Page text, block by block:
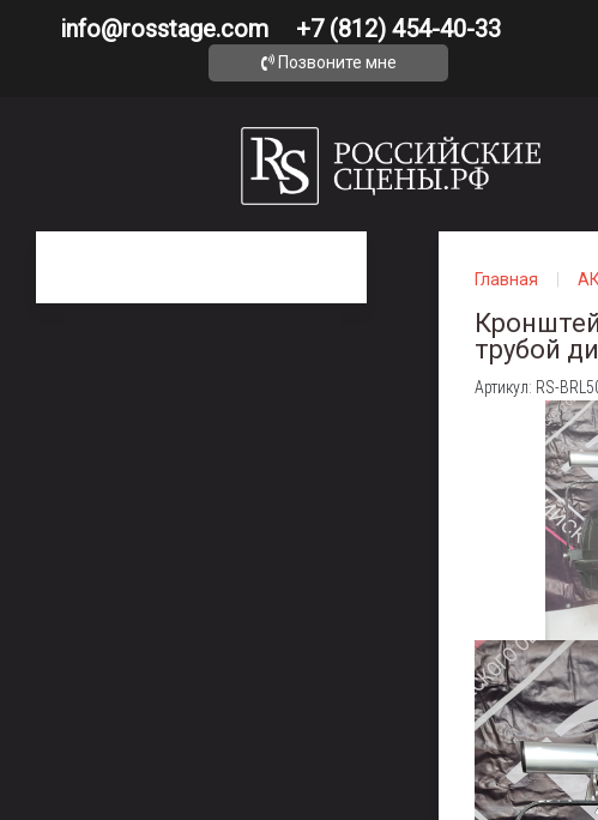
info@rosstage.com +7 (812) 454-40-33
Позвоните мне
Главная
трубой
Артикул: RS-